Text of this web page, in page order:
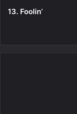
13. Foolin’